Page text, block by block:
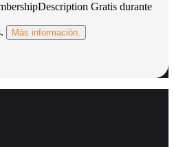
Gratis durante
Más información.